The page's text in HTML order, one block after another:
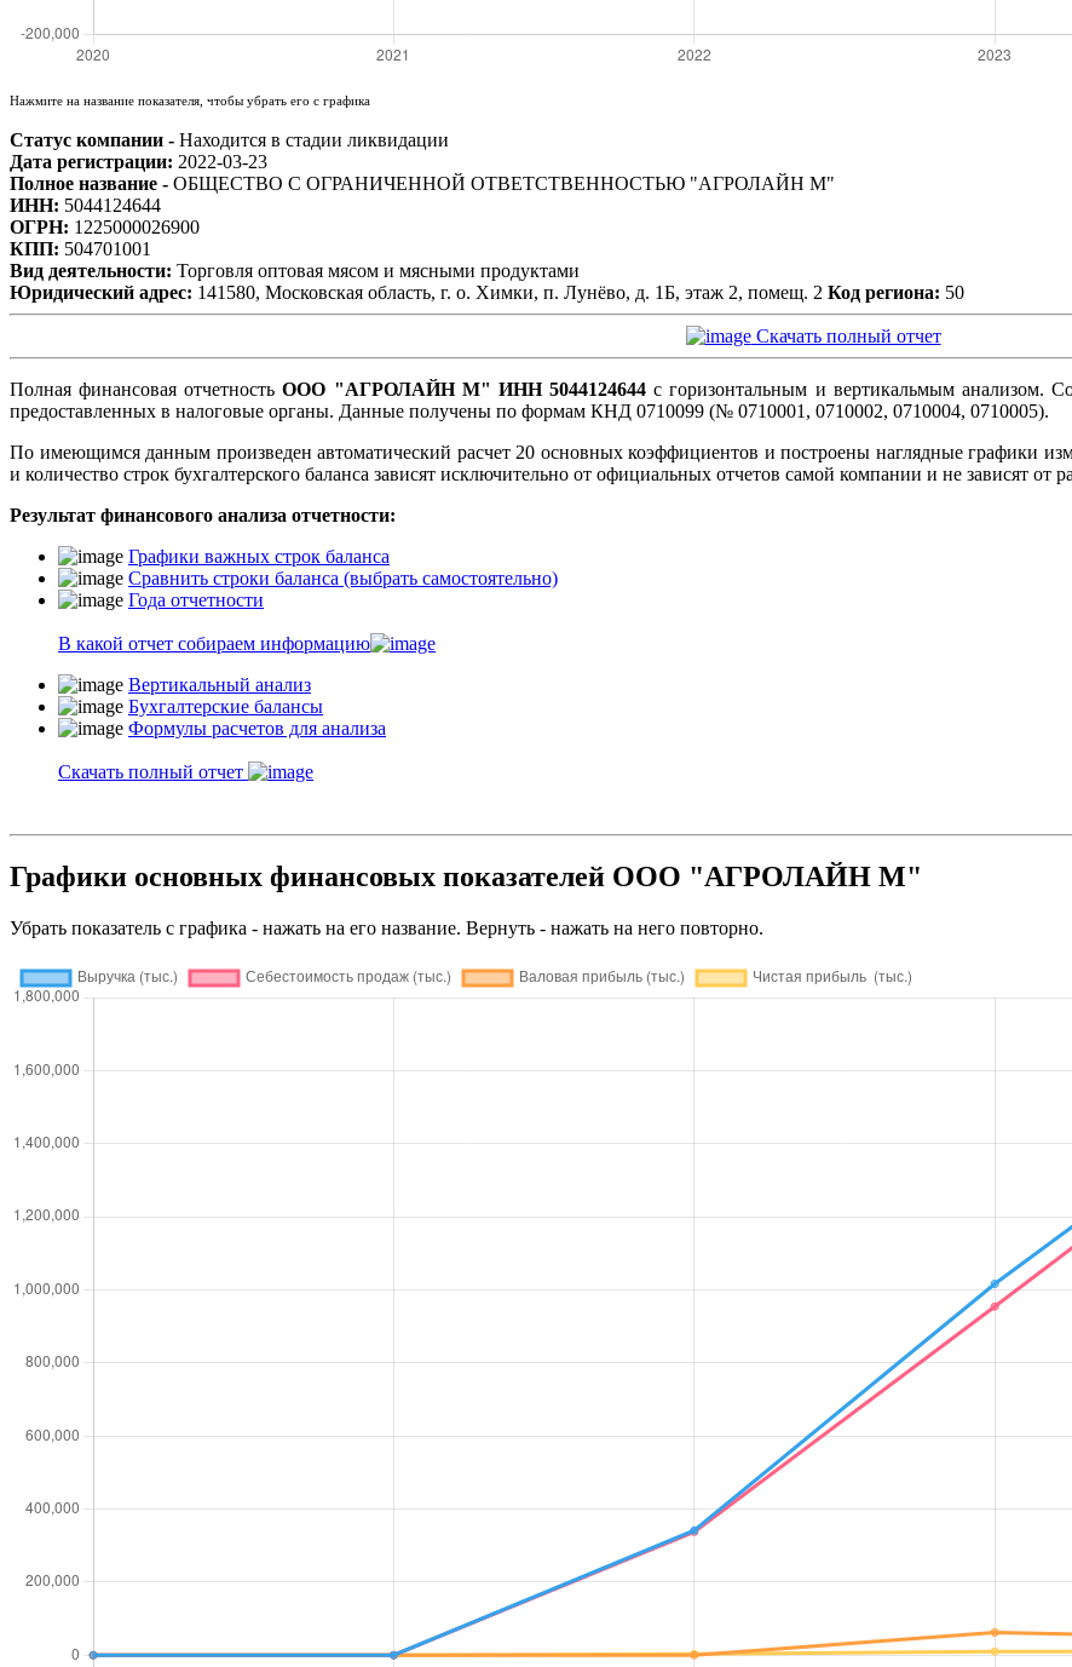
Нажмите на название показателя, чтобы убрать его с графика
Статус компании - Находится в стадии ликвидации
Дата регистрации: 2022-03-23
Полное название - ОБЩЕСТВО С ОГРАНИЧЕННОЙ ОТВЕТСТВЕННОСТЬЮ "АГРОЛАЙН М"
ИНН: 5044124644
ОГРН: 1225000026900
КПП: 504701001
Вид деятельности: Торговля оптовая мясом и мясными продуктами
Юридический адрес: 141580, Московская область, г. о. Химки, п. Лунёво, д. 1Б, этаж 2, помещ. 2 Код региона: 50
Скачать полный отчет
Полная финансовая отчетностьООО "АГРОЛАЙН М" ИНН 5044124644 с горизонтальным и вертикальмым анализом.
предоставленных в налоговые органы. Данные получены по формам КНД 0710099 (№ 0710001, 0710002, 0710004, 0710005).
По имеющимся данным произведен автоматический расчет 20 основных коэффициентов и построены наглядные графики
и количество строк бухгалтерского баланса зависят исключительно от официальных отчетов самой компании и не зависят от
Результат финансового анализа отчетности:
Графики важных строк баланса
Сравнить строки баланса (выбрать самостоятельно)
Года отчетности
В какой отчет собираем информацию
Вертикальный анализ
Бухгалтерские балансы
Формулы расчетов для анализа
Скачать полный отчет
Графики основных финансовых показателей ООО "АГРОЛАЙН М"
Убрать показатель с графика - нажать на его название. Вернуть - нажать на него повторно.